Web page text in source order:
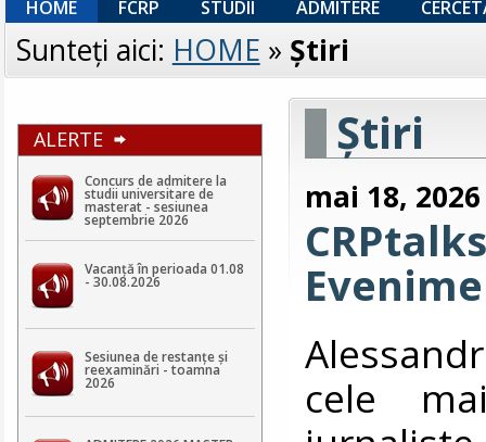
HOME FCRP STUDII ADMITERE
Sunteţi aici: HOME » Ştiri
ALERTE
Concurs de admitere la
studii universitare de
masterat - sesiunea
septembrie 2026
Vacanță în perioada 01.08
- 30.08.2026
Sesiunea de restanțe și
reexaminări - toamna
2026
Ştiri
mai 18, 2026
cele